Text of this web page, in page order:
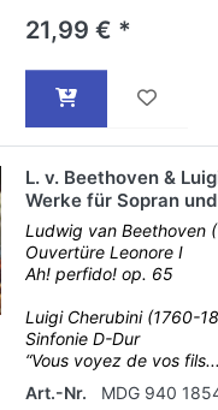
21,99 € *
L. v. Beethoven &
Werke für Sopran
Ludwig van Beethoven
Ouvertüre Leonore I
Ah! perfido! op. 65
Luigi Cherubini (1760-
Sinfonie D-Dur
“Vous voyez de vos fils...
Art.-Nr.
MDG 940